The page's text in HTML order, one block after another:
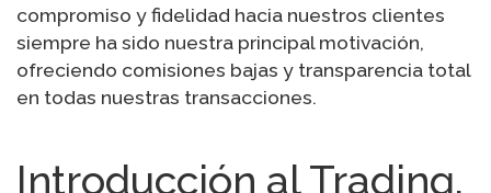
compromiso y fidelidad hacia nuestros clientes
siempre ha sido nuestra principal motivación,
ofreciendo comisiones bajas y transparencia total
en todas nuestras transacciones.
Introducción al Trading,